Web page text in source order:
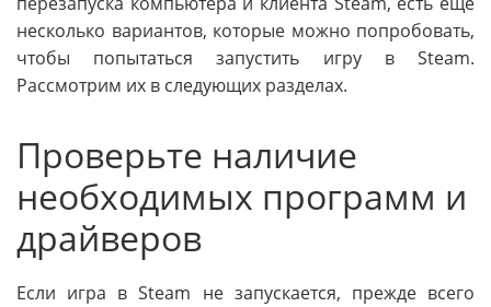
несколько вариантов, которые можно попробовать,
чтобы попытаться запустить игру в Steam.
Рассмотрим их в следующих разделах.
Проверьте наличие
необходимых программ и
драйверов
Если игра в Steam не запускается, прежде всего